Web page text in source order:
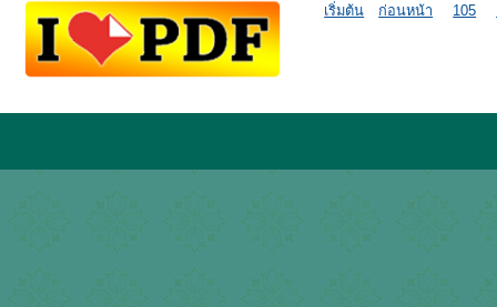
เริ่มต้น
ก่อนหน้า 105